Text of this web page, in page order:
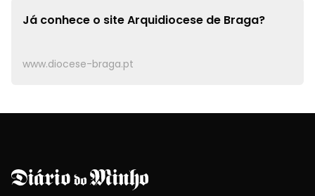
Já conhece o siteArquidiocese de Braga?
www.diocese-braga.pt